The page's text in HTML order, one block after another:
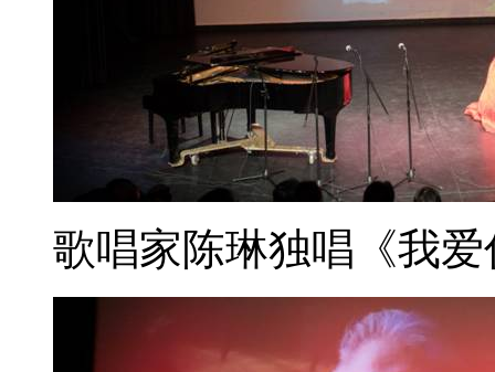
歌唱家陈琳独唱《我